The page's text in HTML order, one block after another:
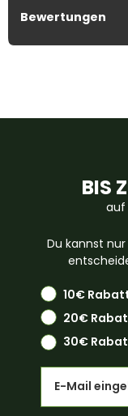
Bewertungen
BIS
auf
Du kannst
10€
20€
30€